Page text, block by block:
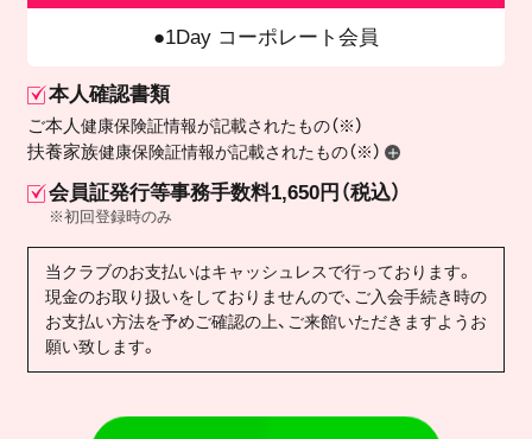
1Day コーポレート会員
本人確認書類
ご本人健康保険証情報が記載されたもの（※）
扶養家族健康保険証情報が記載されたもの（※）
会員証発行等事務手数料1,650円（税込）
※初回登録時のみ
当クラブのお支払いはキャッシュレスで行っております。
現金のお取り扱いをしておりませんので、ご入会手続き時の
お支払い方法を予めご確認の上、ご来館いただきますようお
願い致します。